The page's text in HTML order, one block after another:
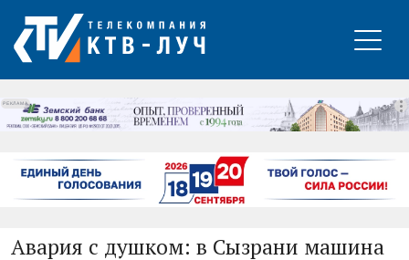
РЕКЛАМА
Авария с душком: в Сызрани машина